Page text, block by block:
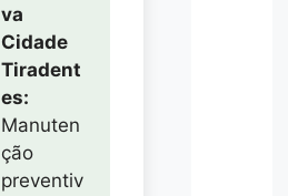
va
Cidade
Tiradent
es:
Manuten
ção
preventiv